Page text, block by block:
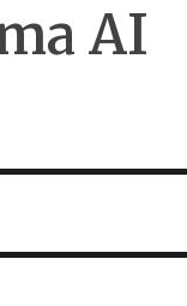
AI